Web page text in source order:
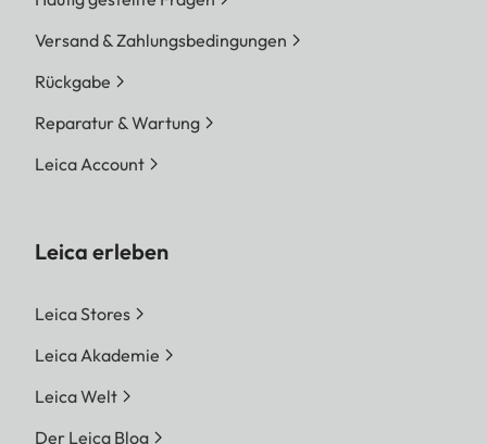
Versand & Zahlungsbedingungen
Rückgabe
Reparatur & Wartung
Leica Account
Leica erleben
Leica Stores
Leica Akademie
Leica Welt
Der Leica Blog